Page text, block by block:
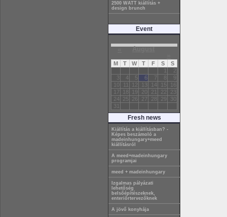
2500 WATT kiállítás +
design brunch
Event
« August
M T W T F S
S
1
2
3
4 5 6 7 8
9
10
11 12 13 14 15
16
17
18 19 20 21 22
23
24
25 26 27 28 29
30
31
Fresh news
Kiállítás a kiállításban? -
Képes beszámoló a
madeinhungary+meed
kiállításról
A meed+madeinhungary
programjai
meed + madeinhungary
Izgalmas pályázati
lehetőség
belsőépítészeknek,
enteriőrtervezőknek
A jövő konyhája